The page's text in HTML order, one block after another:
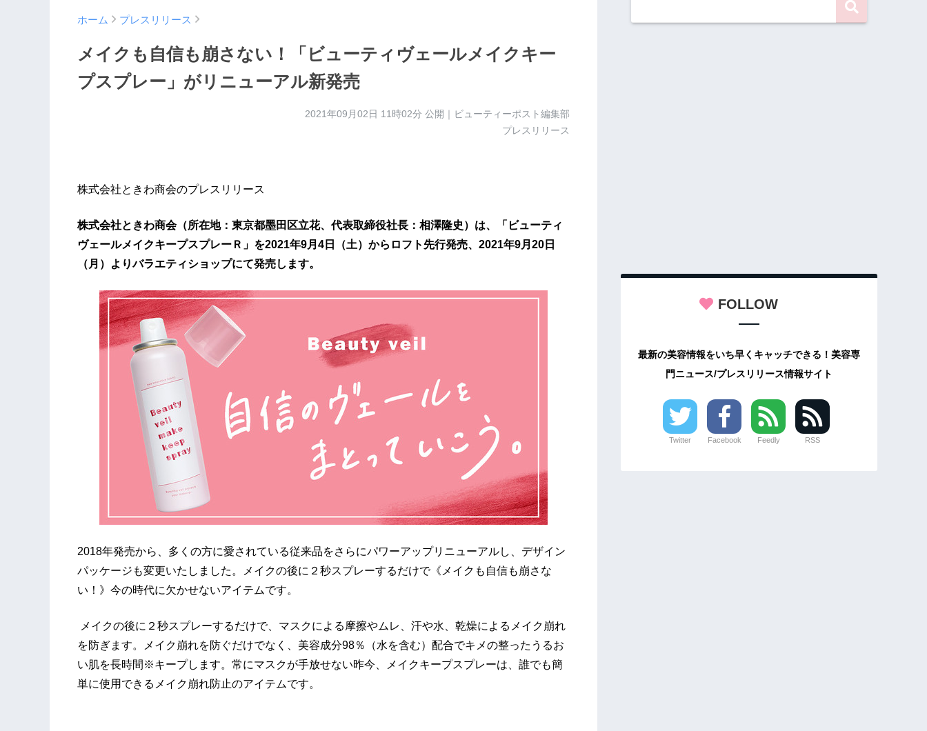
ホーム プレスリリース
メイクも自信も崩さない！「ビューティヴェールメイクキー
プスプレー」がリニューアル新発売
2021年09月02日 11時02分 公開｜ビューティーポスト編集部
プレスリリース
株式会社ときわ商会のプレスリリース
株式会社ときわ商会（所在地：東京都墨田区立花、代表取締役社長：相澤隆史）は、「ビューティ
ヴェールメイクキープスプレーＲ」を2021年9月4日（土）からロフト先行発売、2021年9月20日
（月）よりバラエティショップにて発売します。
2018年発売から、多くの方に愛されている従来品をさらにパワーアップリニューアルし、デザイン
パッケージも変更いたしました。メイクの後に２秒スプレーするだけで《メイクも自信も崩さな
い！》今の時代に欠かせないアイテムです。
メイクの後に２秒スプレーするだけで、マスクによる摩擦やムレ、汗や水、乾燥によるメイク崩れ
を防ぎます。メイク崩れを防ぐだけでなく、美容成分98％（水を含む）配合でキメの整ったうるお
い肌を長時間※キープします。常にマスクが手放せない昨今、メイクキープスプレーは、誰でも簡
単に使用できるメイク崩れ防止のアイテムです。
FOLLOW
最新の美容情報をいち早くキャッチできる！美容専
門ニュース/プレスリリース情報サイト
Twitter Facebook Feedly RSS